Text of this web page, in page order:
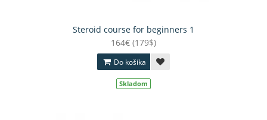
Steroid course for beginners 1
164€ (179$)
Do košíka
Skladom